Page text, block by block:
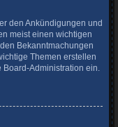
den Ankündigungen und
meist einen wichtigen
Bekanntmachungen
Themen erstellen
Board-Administration ein.